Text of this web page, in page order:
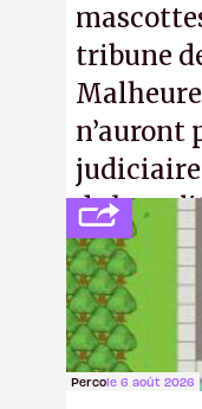
tribune
n’auront
de bras,
Percole 6 août 2026